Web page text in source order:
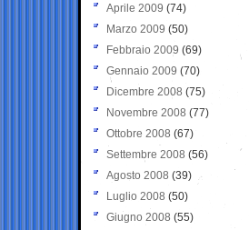
Aprile 2009 (74)
Marzo 2009 (50)
Febbraio 2009 (69)
Gennaio 2009 (70)
Dicembre 2008 (75)
Novembre 2008 (77)
Ottobre 2008 (67)
Settembre 2008 (56)
Agosto 2008 (39)
Luglio 2008 (50)
Giugno 2008 (55)